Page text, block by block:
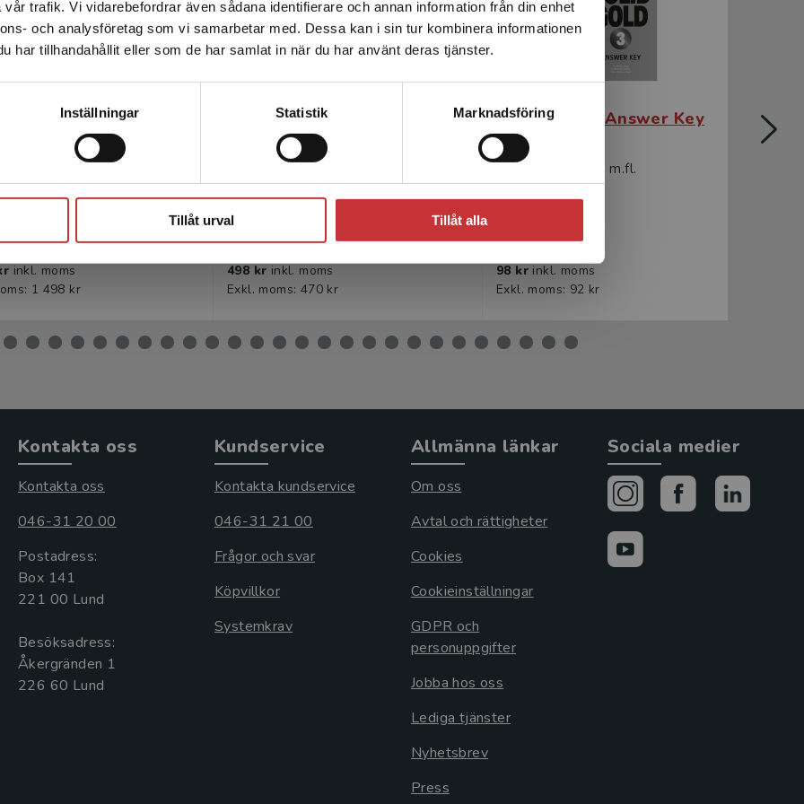
trafik. Vi vidarebefordrar även sådana identifierare och annan information från din enhet
och analysföretag som vi samarbetar med. Dessa kan i sin tur kombinera informationen
har tillhandahållit eller som de har samlat in när du har använt deras tjänster.
Inställningar Statistik Marknadsföring
Tillåt urval Tillåt alla
enhet utanför Sverige. Vi erbjuder inte leveranser utanför
Sverige. För att kunna slutföra ett köp måste
leveransadressen vara i Sverige.Läs mer
Kontext Svenska som
1 Lärarpaket
+ Digitalt 36 mån
E - Smed-Gerdin, K
inkl. moms
1 498 kr
Solid Gold 3 Elevpaket -
Tryckt bok + Digital
elevlicens 36 mån
Hedencrona, Eva m.fl.
498 kr inkl. moms
Exkl. moms: 470 kr
Solid Gold 3 Answer Key
Hedencrona, Eva m.fl.
98 kr inkl. moms
Exkl. moms: 92 kr
Kontakta oss
Kontakta oss
046-31 20 00
Postadress:
Box 141
221 00 Lund
Besöksadress:
Åkergränden 1
Kundservice
Kontakta kundservice
046-31 21 00
Frågor och svar
Köpvillkor
Systemkrav
Allmänna länkar
Om oss
Avtal och rättigheter
Cookies
Cookieinställningar
GDPR och
personuppgifter
Jobba hos oss
Lediga tjänster
Nyhetsbrev
Press
Sociala medier